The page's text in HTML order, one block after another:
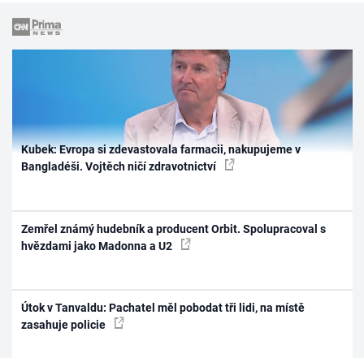
Kubek: Evropa si zdevastovala farmacii, nakupujeme v
Bangladéši. Vojtěch ničí zdravotnictví
Zemřel známý hudebník a producent Orbit. Spolupracoval s
hvězdami jako Madonna a U2
Útok v Tanvaldu: Pachatel měl pobodat tři lidi, na místě
zasahuje policie